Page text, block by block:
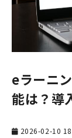
eラーニ
能は？導
2026-02-10